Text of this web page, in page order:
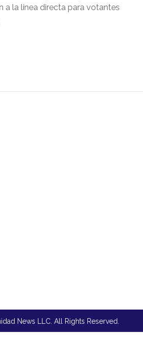
a la línea directa para votantes
News LLC. All Rights Reserved.